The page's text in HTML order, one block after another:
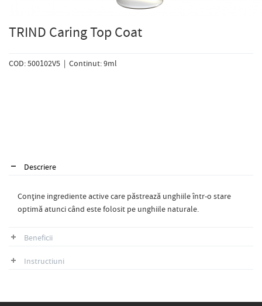
TRIND Caring Top Coat
COD: 500102V5 | Continut: 9ml
Descriere
Conține ingrediente active care păstrează unghiile într-o stare
optimă atunci când este folosit pe unghiile naturale.
Beneficii
Instructiuni